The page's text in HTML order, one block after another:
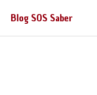
Blog SOS Saber